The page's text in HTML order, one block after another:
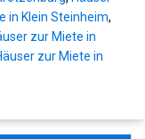
in Klein Steinheim,
zur Miete in
zur Miete in